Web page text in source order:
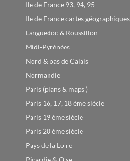
Ile de France 93, 94, 95
Ile de France cartes géographiques
Languedoc & Roussillon
Midi-Pyrénées
Nord & pas de Calais
Normandie
Paris (plans & maps )
Paris 16, 17, 18 ème siècle
Paris 19 ème siècle
Paris 20 ème siècle
Pays de la Loire